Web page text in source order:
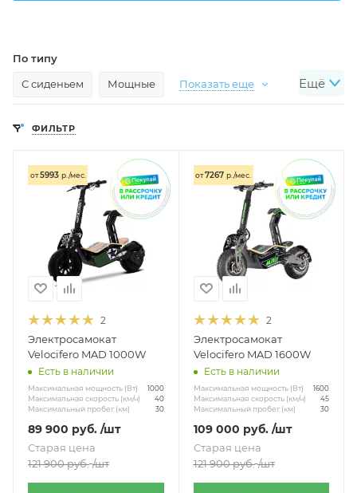
Ещё
По типу
С сиденьем
Мощные Показать еще
Подростковые
По мощности
Мощность 300 Вт
Мощность 500 Вт
Мощность 1000 Вт Показать еще
По размеру колес
С большими колесами
10 дюймов
По нагрузке
Другое
ФИЛЬТР
от5993 р./мес.
2
Электросамокат
Velocifero MAD 1000W
Есть в наличии
Максимальная мощность (Вт) 1000
Максимальная скорость (км/ч) 40
Максимальный пробег (км) 30
89 900 руб. /шт
Старая цена
121 900руб. /шт
от7267 р./мес.
2
Электросамокат
Velocifero MAD 1600W
Есть в наличии
Максимальная мощность (Вт) 1600
Максимальная скорость (км/ч) 45
Максимальный пробег (км) 30
109 000 руб. /шт
Старая цена
121 900руб. /шт